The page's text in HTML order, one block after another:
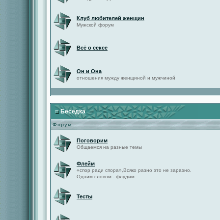
Клуб любителей женщин
Мужской форум
Всё о сексе
Он и Она
отношения мужду женщиной и мужчиной
Беседка
Форум
Поговорим
Общаемся на разные темы
Флейм
«спор ради спора»,Всяко разно это не заразно.
Одним словом - флудим.
Тесты